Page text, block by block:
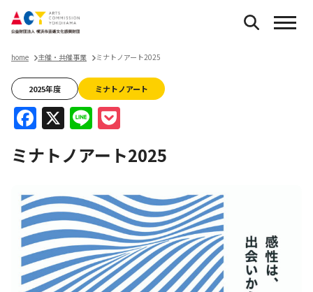
home 主催・共催事業 ミナトノアート2025
2025年度 ミナトノアート
Facebook
X Line
ミナトノアート2025